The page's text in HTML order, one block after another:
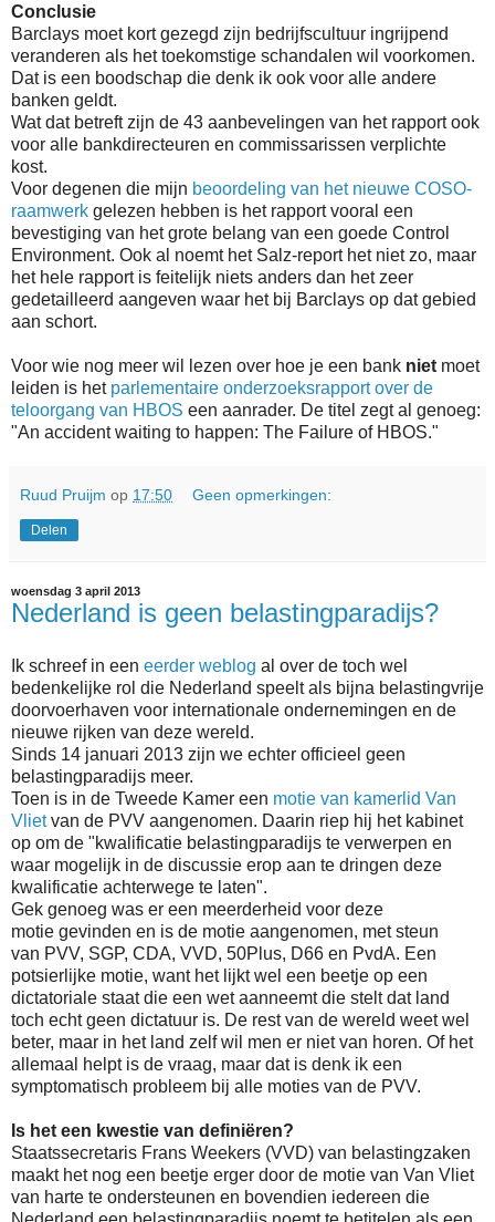
Conclusie
Barclays moet kort gezegd zijn bedrijfscultuur ingrijpend
veranderen als het toekomstige schandalen wil voorkomen.
Dat is een boodschap die denk ik ook voor alle andere
banken geldt.
Wat dat betreft zijn de 43 aanbevelingen van het rapport ook
voor alle bankdirecteuren en commissarissen verplichte
kost.
Voor degenen die mijn beoordeling van het nieuwe COSO-
raamwerk gelezen hebben is het rapport vooral een
bevestiging van het grote belang van een goede Control
Environment. Ook al noemt het Salz-report het niet zo, maar
het hele rapport is feitelijk niets anders dan het zeer
gedetailleerd aangeven waar het bij Barclays op dat gebied
aan schort.
Voor wie nog meer wil lezen over hoe je een bank niet moet
leiden is het parlementaire onderzoeksrapport over de
teloorgang van HBOS een aanrader. De titel zegt al genoeg:
"An accident waiting to happen: The Failure of HBOS."
Ruud Pruijm op 17:50 Geen opmerkingen:
Delen
woensdag 3 april 2013
Nederland is geen belastingparadijs?
Ik schreef in een eerder weblog al over de toch wel
bedenkelijke rol die Nederland speelt als bijna belastingvrije
doorvoerhaven voor internationale ondernemingen en de
nieuwe rijken van deze wereld.
Sinds 14 januari 2013 zijn we echter officieel geen
belastingparadijs meer.
Toen is in de Tweede Kamer een motie van kamerlid Van
Vlietvan de PVV aangenomen. Daarin riep hij het kabinet
op om de "kwalificatie belastingparadijs te verwerpen en
waar mogelijk in de discussie erop aan te dringen deze
kwalificatie achterwege te laten".
Gek genoeg was er een meerderheid voor deze
motie gevinden en is de motie aangenomen, met steun
van PVV, SGP, CDA, VVD, 50Plus, D66 en PvdA. Een
potsierlijke motie, want het lijkt wel een beetje op een
dictatoriale staat die een wet aanneemt die stelt dat land
toch echt geen dictatuur is. De rest van de wereld weet wel
beter, maar in het land zelf wil men er niet van horen. Of het
allemaal helpt is de vraag, maar dat is denk ik een
symptomatisch probleem bij alle moties van de PVV.
Is het een kwestie van definiëren?
Staatssecretaris Frans Weekers (VVD) van belastingzaken
maakt het nog een beetje erger door de motie van Van Vliet
van harte te ondersteunen en bovendien iedereen die